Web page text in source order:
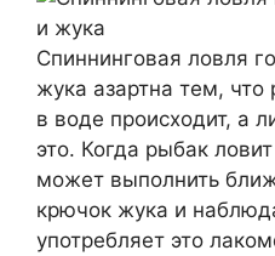
Спиннинговая ловля
жука азартна тем, что
в воде происходит, а
это. Когда рыбак
может выполнить
крючок жука и
употребляет это